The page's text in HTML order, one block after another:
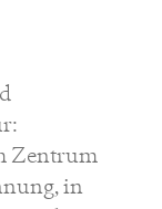
Zentrum
in